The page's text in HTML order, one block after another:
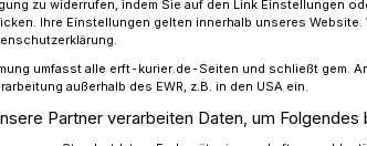
zu widerrufen, indem Sie auf den Link Einstellungen
Ihre Einstellungen gelten innerhalb unseres
umfasst alle erft-kurier.de-Seiten und schließt gem.
außerhalb des EWR, z.B. in den USA ein.
Partner verarbeiten Daten, um Folgendes